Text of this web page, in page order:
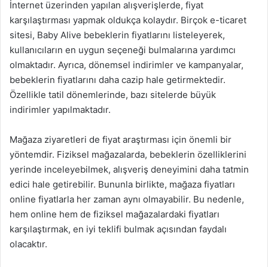
İnternet üzerinden yapılan alışverişlerde, fiyat
karşılaştırması yapmak oldukça kolaydır. Birçok e-ticaret
sitesi, Baby Alive bebeklerin fiyatlarını listeleyerek,
kullanıcıların en uygun seçeneği bulmalarına yardımcı
olmaktadır. Ayrıca, dönemsel indirimler ve kampanyalar,
bebeklerin fiyatlarını daha cazip hale getirmektedir.
Özellikle tatil dönemlerinde, bazı sitelerde büyük
indirimler yapılmaktadır.
Mağaza ziyaretleri de fiyat araştırması için önemli bir
yöntemdir. Fiziksel mağazalarda, bebeklerin özelliklerini
yerinde inceleyebilmek, alışveriş deneyimini daha tatmin
edici hale getirebilir. Bununla birlikte, mağaza fiyatları
online fiyatlarla her zaman aynı olmayabilir. Bu nedenle,
hem online hem de fiziksel mağazalardaki fiyatları
karşılaştırmak, en iyi teklifi bulmak açısından faydalı
olacaktır.